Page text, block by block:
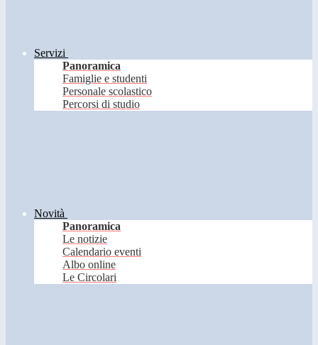
Servizi
Panoramica
Famiglie e studenti
Personale scolastico
Percorsi di studio
Novità
Panoramica
Le notizie
Calendario eventi
Albo online
Le Circolari